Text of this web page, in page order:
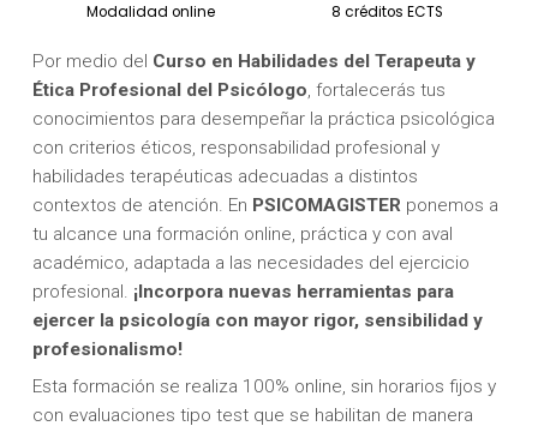
Modalidad online 8 créditos ECTS
Por medio del Curso en Habilidades del Terapeuta y
Ética Profesional del Psicólogo , fortalecerás tus
conocimientos para desempeñar la práctica psicológica
con criterios éticos, responsabilidad profesional y
habilidades terapéuticas adecuadas a distintos
contextos de atención. En PSICOMAGISTER ponemos a
tu alcance una formación online, práctica y con aval
académico, adaptada a las necesidades del ejercicio
profesional. ¡Incorpora nuevas herramientas para
ejercer la psicología con mayor rigor, sensibilidad y
profesionalismo!
Esta formación se realiza 100% online, sin horarios fijos y
con evaluaciones tipo test que se habilitan de manera